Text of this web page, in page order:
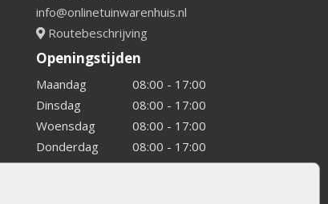
info@onlinetuinwarenhuis.nl
Routebeschrijving
Openingstijden
Maandag
08:00 - 17:00
Dinsdag
08:00 - 17:00
Woensdag
08:00 - 17:00
Donderdag
08:00 - 17:00
Vrijdag
08:00 - 17:00